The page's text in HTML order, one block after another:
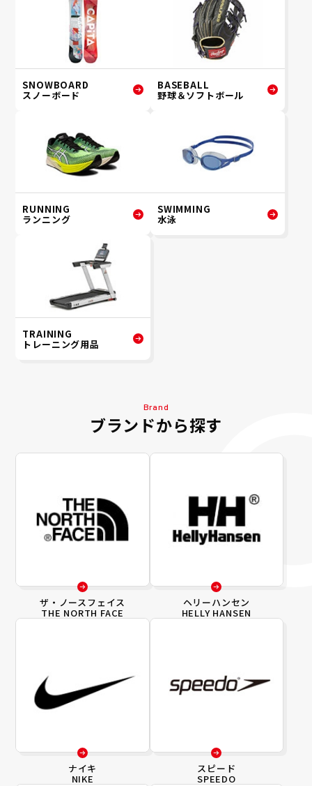
SNOWBOARD
スノーボード
BASEBALL
野球＆ソフトボール
RUNNING
ランニング
SWIMMING
水泳
TRAINING
トレーニング用品
Brand
ブランドから探す
ザ・ノースフェイス
THE NORTH FACE
ヘリーハンセン
HELLY HANSEN
ナイキ
NIKE
スピード
SPEEDO